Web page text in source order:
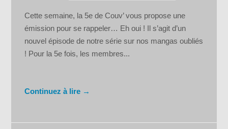
Cette semaine, la 5e de Couv’ vous propose une
émission pour se rappeler… Eh oui ! Il s’agit d’un
nouvel épisode de notre série sur nos mangas oubliés
! Pour la 5e fois, les membres...
Continuez à lire →